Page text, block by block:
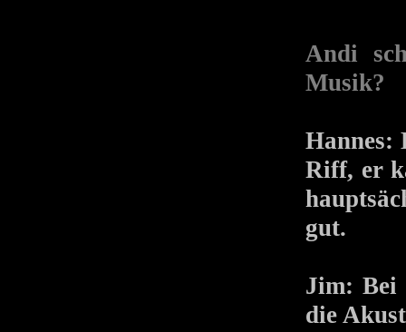
Andi
Musik?
Hannes:
Riff, er
gut.
Jim: Bei
die